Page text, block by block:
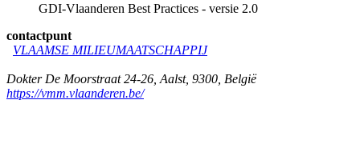
GDI-Vlaanderen Best Practices - versie 2.0
contactpunt
VLAAMSE MILIEUMAATSCHAPPIJ
Dokter De Moorstraat 24-26 Aalst, 9300 België
https://vmm.vlaanderen.be/